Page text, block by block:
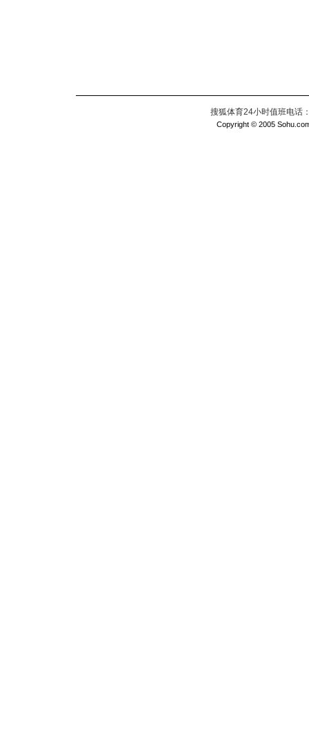
搜狐体育24小时值班电话
Copyright © 2005